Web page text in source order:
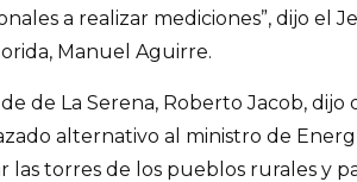
a realizar mediciones”, dijo el
Manuel Aguirre.
de La Serena, Roberto Jacob, dijo
alternativo al ministro de
las torres de los pueblos rurales y